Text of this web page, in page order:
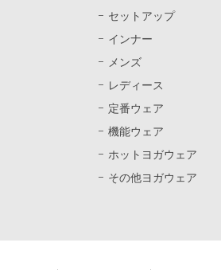
セットアップ
インナー
メンズ
レディース
定番ウェア
機能ウェア
ホットヨガウェア
その他ヨガウェア